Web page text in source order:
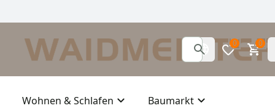
0 0
Wohnen & Schlafen
Baumarkt